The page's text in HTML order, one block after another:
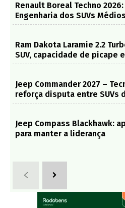
Renault Boreal Techno
Engenharia dos SUVs Médios
Ram Dakota Laramie 2.2
SUV, capacidade de picape
Jeep Commander 2027 –
reforça disputa entre SUVs
Jeep Compass Blackhawk:
para manter a liderança